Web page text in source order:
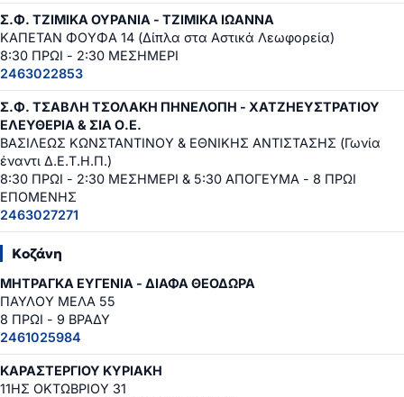
Σ.Φ. ΤΖΙΜΙΚΑ ΟΥΡΑΝΙΑ - ΤΖΙΜΙΚΑ ΙΩΑΝΝΑ
ΚΑΠΕΤΑΝ ΦΟΥΦΑ 14 (Δίπλα στα Αστικά Λεωφορεία)
8:30 ΠΡΩΙ - 2:30 ΜΕΣΗΜΕΡΙ
2463022853
Σ.Φ. ΤΣΑΒΛΗ ΤΣΟΛΑΚΗ ΠΗΝΕΛΟΠΗ - ΧΑΤΖΗΕΥΣΤΡΑΤΙΟΥ
ΕΛΕΥΘΕΡΙΑ & ΣΙΑ Ο.Ε.
ΒΑΣΙΛΕΩΣ ΚΩΝΣΤΑΝΤΙΝΟΥ & ΕΘΝΙΚΗΣ ΑΝΤΙΣΤΑΣΗΣ (Γωνία
έναντι Δ.Ε.Τ.Η.Π.)
8:30 ΠΡΩΙ - 2:30 ΜΕΣΗΜΕΡΙ & 5:30 ΑΠΟΓΕΥΜΑ - 8 ΠΡΩΙ
ΕΠΟΜΕΝΗΣ
2463027271
Κοζάνη
ΜΗΤΡΑΓΚΑ ΕΥΓΕΝΙΑ - ΔΙΑΦΑ ΘΕΟΔΩΡΑ
ΠΑΥΛΟΥ ΜΕΛΑ 55
8 ΠΡΩΙ - 9 ΒΡΑΔΥ
2461025984
ΚΑΡΑΣΤΕΡΓΙΟΥ ΚΥΡΙΑΚΗ
11ΗΣ ΟΚΤΩΒΡΙΟΥ 31